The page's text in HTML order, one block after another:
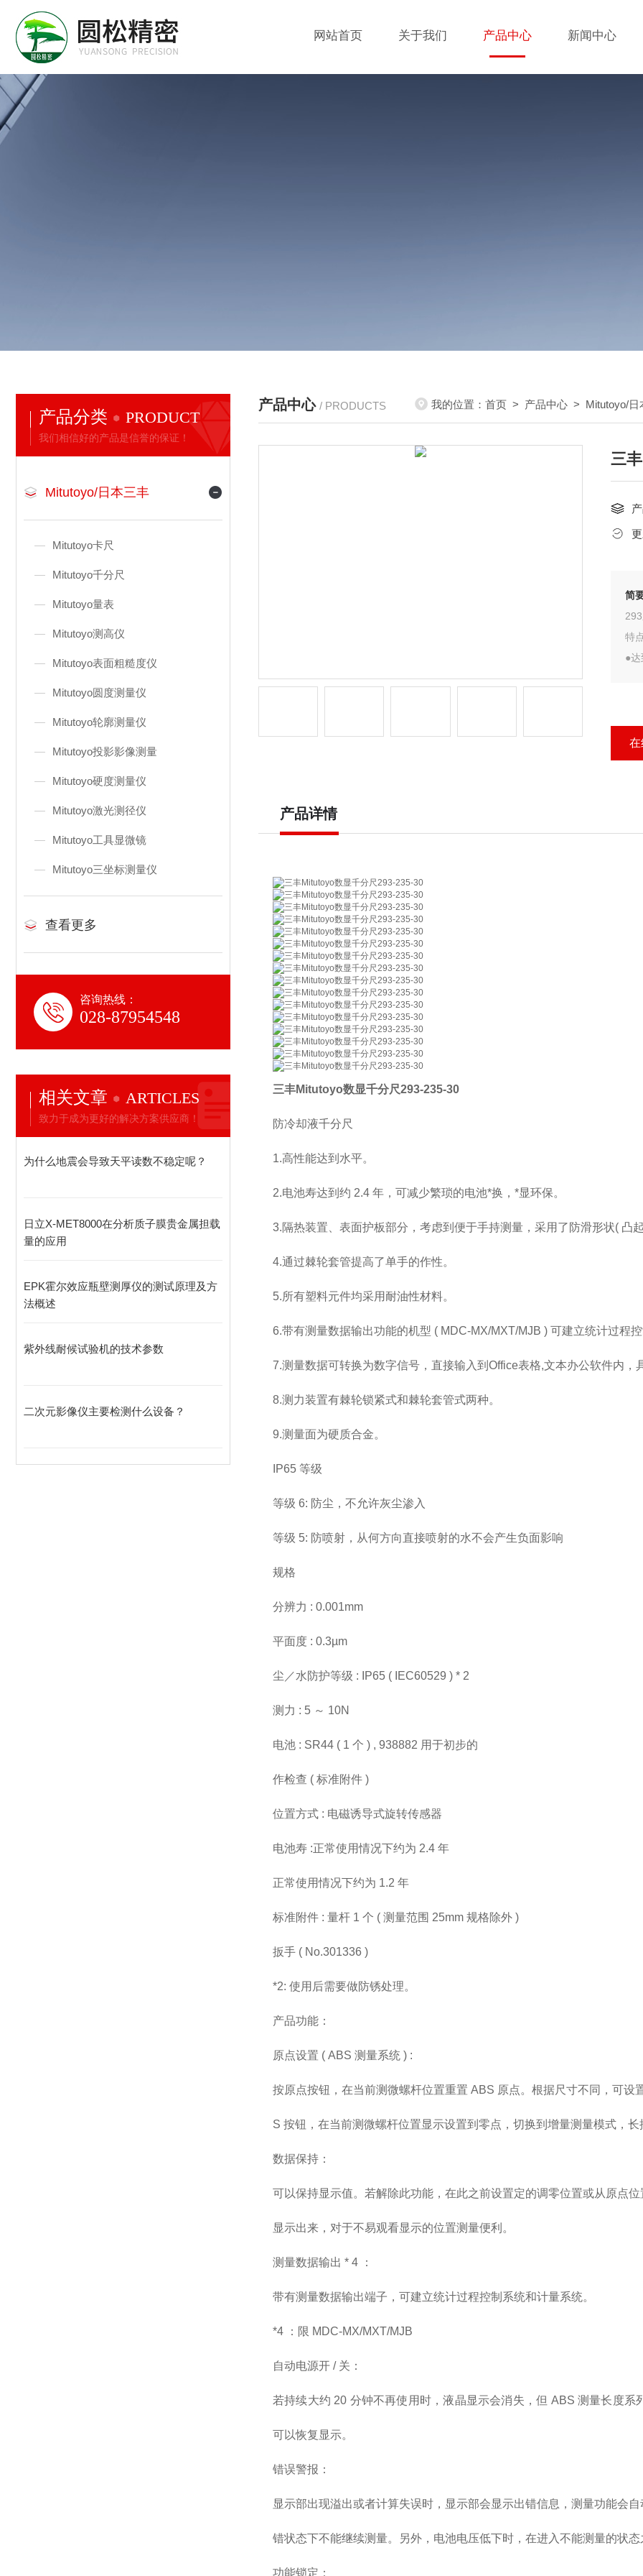
网站首页 关于我们 产品中心 新闻中心
产品分类 PRODUCT
我们相信好的产品是信誉的保证！
Mitutoyo/日本三丰
Mitutoyo卡尺
Mitutoyo千分尺
Mitutoyo量表
Mitutoyo测高仪
Mitutoyo表面粗糙度仪
Mitutoyo圆度测量仪
Mitutoyo轮廓测量仪
Mitutoyo投影影像测量
Mitutoyo硬度测量仪
Mitutoyo激光测径仪
Mitutoyo工具显微镜
Mitutoyo三坐标测量仪
查看更多
咨询热线：
028-87954548
相关文章 ARTICLES
致力于成为更好的解决方案供应商！
为什么地震会导致天平读数不稳定呢？
日立X-MET8000在分析质子膜贵金属担载
量的应用
EPK霍尔效应瓶壁测厚仪的测试原理及方
法概述
紫外线耐候试验机的技术参数
二次元影像仪主要检测什么设备？
产品中心 / PRODUCTS 我的位置： 首页 > 产品中心 > Mitutoyo/日
三
简
特
●
●
在
产品详情
三丰Mitutoyo数显千分尺293-235-30
防冷却液千分尺
1.高性能达到水平。
2.电池寿达到约 2.4 年，可减少繁琐的电池*换，*显环保。
3.隔热装置、表面护板部分，考虑到便于手持测量，采用了防滑形状( 凸起
4.通过棘轮套管提高了单手的作性。
5.所有塑料元件均采用耐油性材料。
6.带有测量数据输出功能的机型 ( MDC-MX/MXT/MJB ) 可建立统计过程控
7.测量数据可转换为数字信号，直接输入到Office表格,文本办公软件内，
8.测力装置有棘轮锁紧式和棘轮套管式两种。
9.测量面为硬质合金。
IP65 等级
等级 6: 防尘，不允许灰尘渗入
等级 5: 防喷射，从何方向直接喷射的水不会产生负面影响
规格
分辨力 : 0.001mm
平面度 : 0.3µm
尘／水防护等级 : IP65 ( IEC60529 ) * 2
测力 : 5 ～ 10N
电池 : SR44 ( 1 个 ) , 938882 用于初步的
作检查 ( 标准附件 )
位置方式 : 电磁诱导式旋转传感器
电池寿 :正常使用情况下约为 2.4 年
正常使用情况下约为 1.2 年
标准附件 : 量杆 1 个 ( 测量范围 25mm 规格除外 )
扳手 ( No.301336 )
*2: 使用后需要做防锈处理。
产品功能：
原点设置 ( ABS 测量系统 ) :
按原点按钮，在当前测微螺杆位置重置 ABS 原点。根据尺寸不同，可
S 按钮，在当前测微螺杆位置显示设置到零点，切换到增量测量模式，长
数据保持：
可以保持显示值。若解除此功能，在此之前设置定的调零位置或从原点
显示出来，对于不易观看显示的位置测量便利。
测量数据输出 * 4 ：
带有测量数据输出端子，可建立统计过程控制系统和计量系统。
*4 ：限 MDC-MX/MXT/MJB
自动电源开 / 关：
若持续大约 20 分钟不再使用时，液晶显示会消失，但 ABS 测量长度
可以恢复显示。
错误警报：
显示部出现溢出或者计算失误时，显示部会显示出错信息，测量功能会自
错状态下不能继续测量。另外，电池电压低下时，在进入不能测量的状
功能锁定：